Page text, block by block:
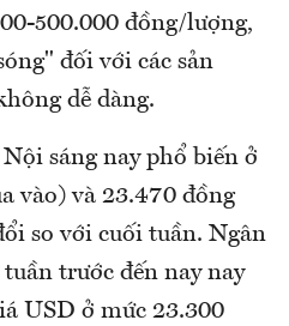
500.000 đồng/lượng,
đối với các sản
dễ dàng.
sáng nay phổ biến ở
vào) và 23.470 đồng
so với cuối tuần. Ngân
trước đến nay nay
USD ở mức 23.300